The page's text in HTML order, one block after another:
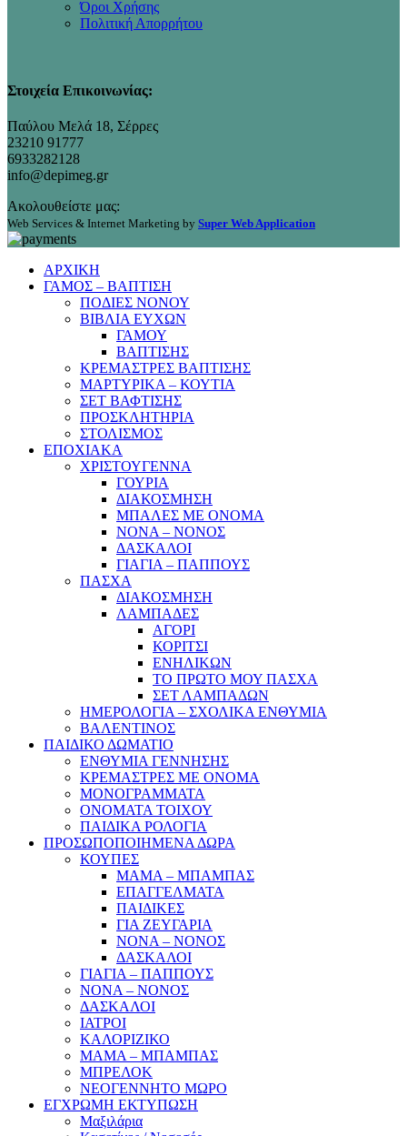
Όροι Χρήσης
Πολιτική Απορρήτου
Στοιχεία Επικοινωνίας:
Παύλου Μελά 18, Σέρρες
23210 91777
6933282128
info@depimeg.gr
Ακολουθείστε μας:
Web Services & Internet Marketing by Super Web Application
ΑΡΧΙΚΗ
ΓΑΜΟΣ – ΒΑΠΤΙΣΗ
ΠΟΔΙΕΣ ΝΟΝΟΥ
ΒΙΒΛΙΑ ΕΥΧΩΝ
ΓΑΜΟΥ
ΒΑΠΤΙΣΗΣ
ΚΡΕΜΑΣΤΡΕΣ ΒΑΠΤΙΣΗΣ
ΜΑΡΤΥΡΙΚΑ – ΚΟΥΤΙΑ
ΣΕΤ ΒΑΦΤΙΣΗΣ
ΠΡΟΣΚΛΗΤΗΡΙΑ
ΣΤΟΛΙΣΜΟΣ
ΕΠΟΧΙΑΚΑ
ΧΡΙΣΤΟΥΓΕΝΝΑ
ΓΟΥΡΙΑ
ΔΙΑΚΟΣΜΗΣΗ
ΜΠΑΛΕΣ ΜΕ ΟΝΟΜΑ
ΝΟΝΑ – ΝΟΝΟΣ
ΔΑΣΚΑΛΟΙ
ΓΙΑΓΙΑ – ΠΑΠΠΟΥΣ
ΠΑΣΧΑ
ΔΙΑΚΟΣΜΗΣΗ
ΛΑΜΠΑΔΕΣ
ΑΓΟΡΙ
ΚΟΡΙΤΣΙ
ΕΝΗΛΙΚΩΝ
ΤΟ ΠΡΩΤΟ ΜΟΥ ΠΑΣΧΑ
ΣΕΤ ΛΑΜΠΑΔΩΝ
ΗΜΕΡΟΛΟΓΙΑ – ΣΧΟΛΙΚΑ ΕΝΘΥΜΙΑ
ΒΑΛΕΝΤΙΝΟΣ
ΠΑΙΔΙΚΟ ΔΩΜΑΤΙΟ
ΕΝΘΥΜΙΑ ΓΕΝΝΗΣΗΣ
ΚΡΕΜΑΣΤΡΕΣ ΜΕ ΟΝΟΜΑ
ΜΟΝΟΓΡΑΜΜΑΤΑ
ΟΝΟΜΑΤΑ ΤΟΙΧΟΥ
ΠΑΙΔΙΚΑ ΡΟΛΟΓΙΑ
ΠΡΟΣΩΠΟΠΟΙΗΜΕΝΑ ΔΩΡΑ
ΚΟΥΠΕΣ
ΜΑΜΑ – ΜΠΑΜΠΑΣ
ΕΠΑΓΓΕΛΜΑΤΑ
ΠΑΙΔΙΚΕΣ
ΓΙΑ ΖΕΥΓΑΡΙΑ
ΝΟΝΑ – ΝΟΝΟΣ
ΔΑΣΚΑΛΟΙ
ΓΙΑΓΙΑ – ΠΑΠΠΟΥΣ
ΝΟΝΑ – ΝΟΝΟΣ
ΔΑΣΚΑΛΟΙ
ΙΑΤΡΟΙ
ΚΑΛΟΡΙΖΙΚΟ
ΜΑΜΑ – ΜΠΑΜΠΑΣ
ΜΠΡΕΛΟΚ
ΝΕΟΓΕΝΝΗΤΟ ΜΩΡΟ
ΕΓΧΡΩΜΗ ΕΚΤΥΠΩΣΗ
Μαξιλάρια